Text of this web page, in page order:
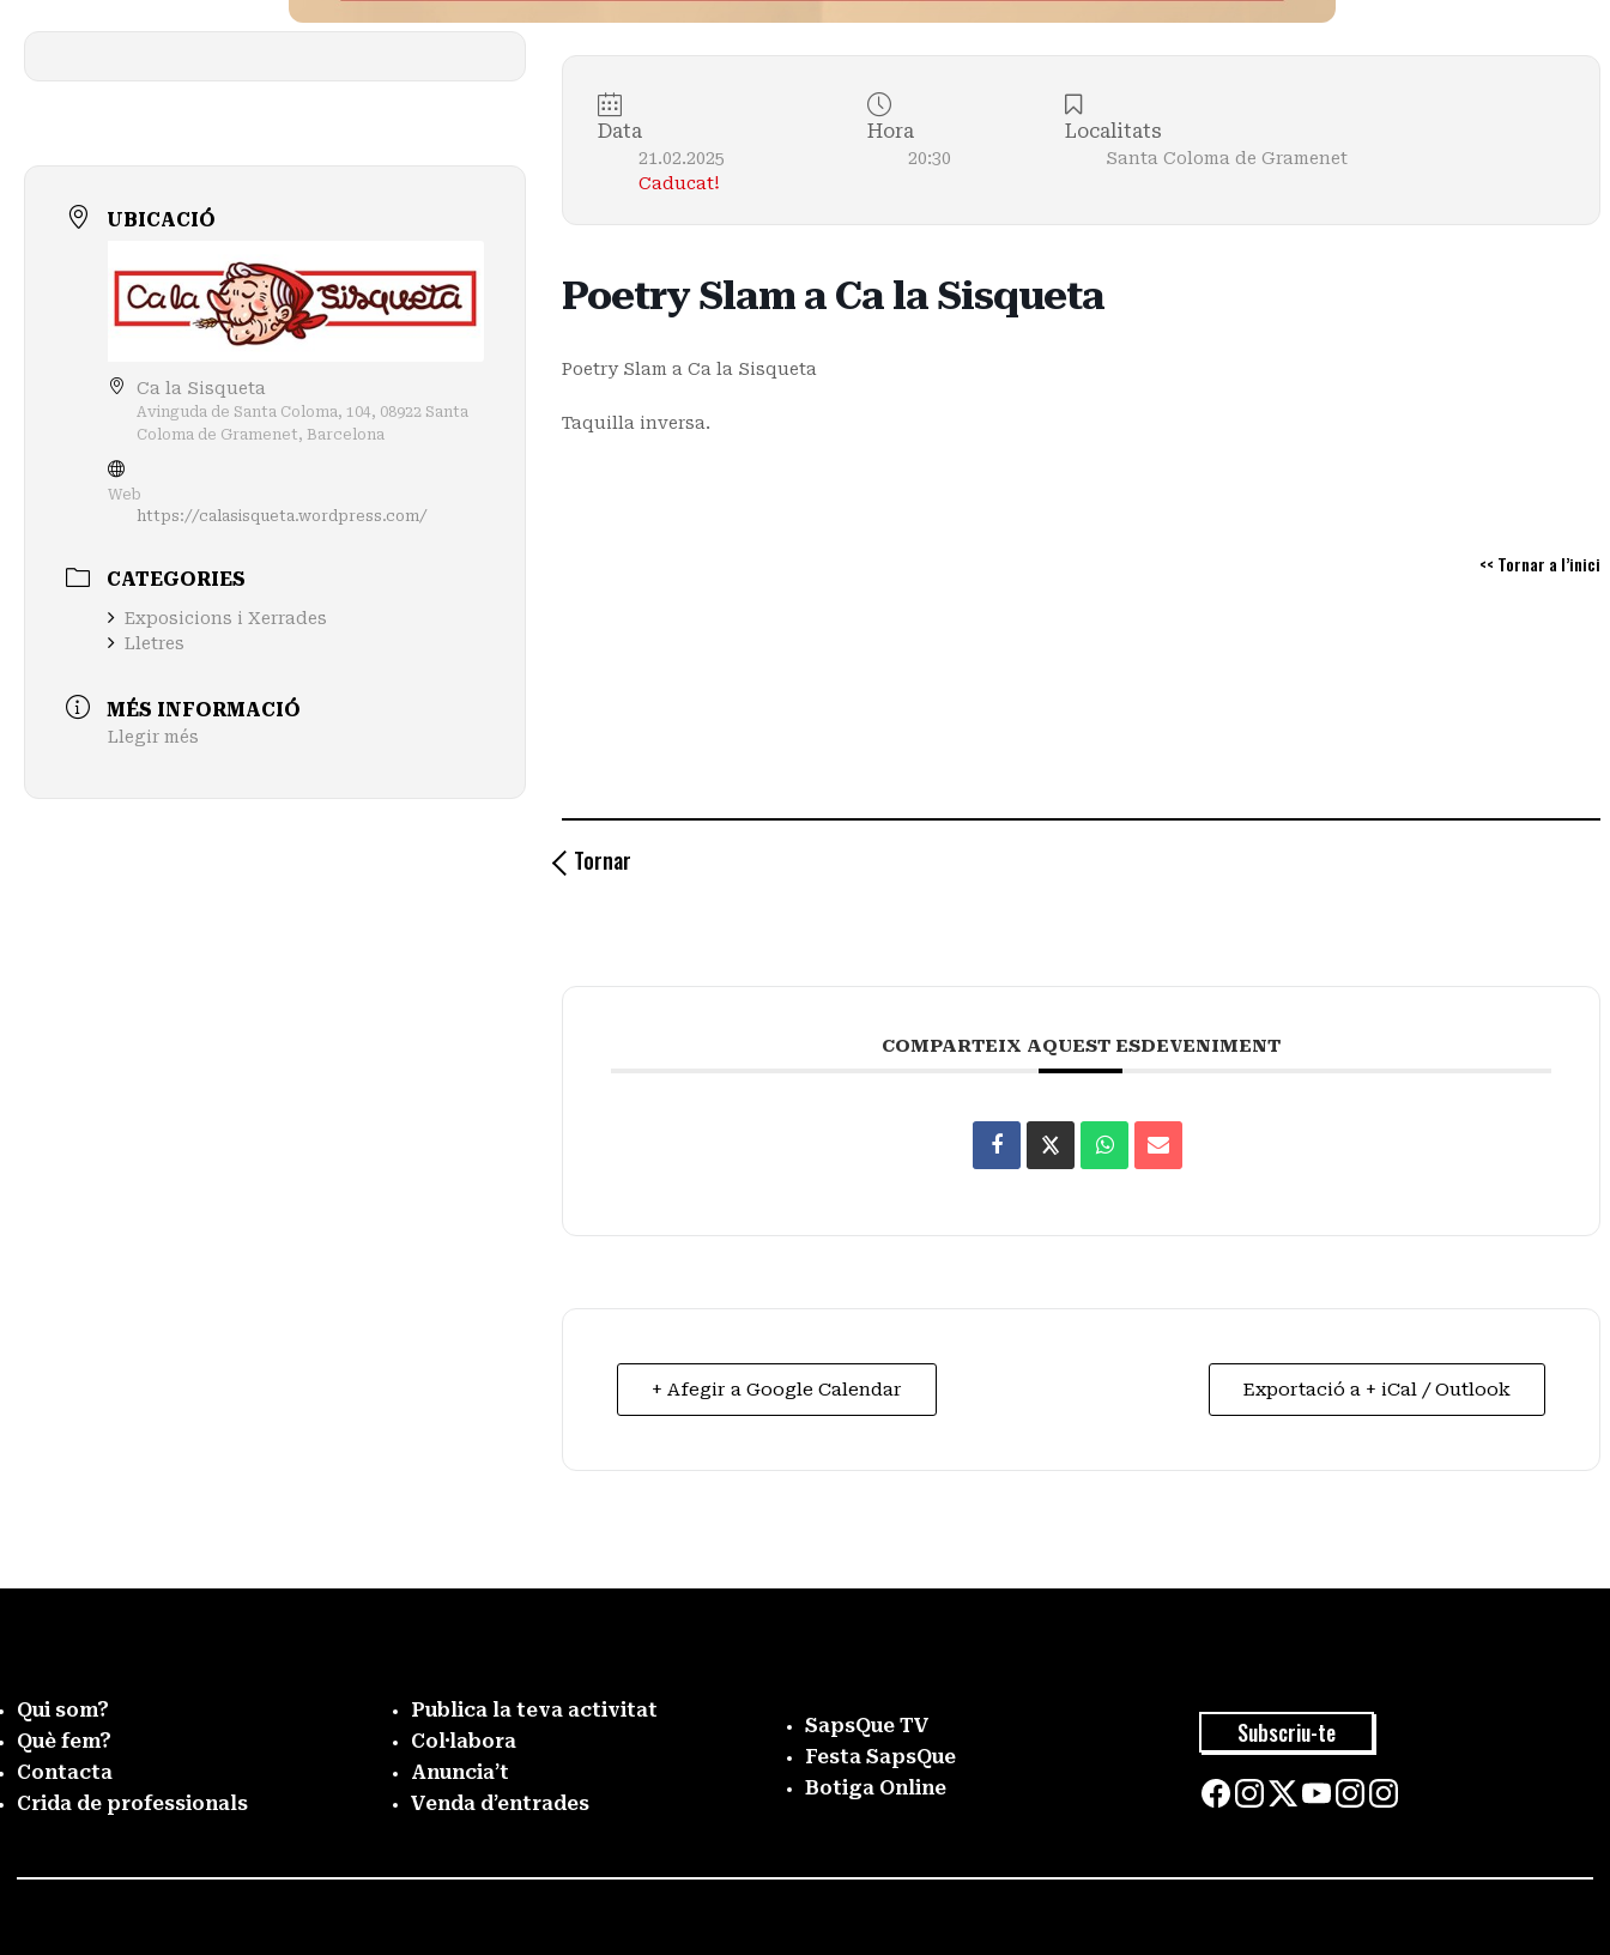
UBICACIÓ
Ca la Sisqueta
Avinguda de Santa Coloma, 104, 08922 Santa
Coloma de Gramenet, Barcelona
Web
https://calasisqueta.wordpress.com/
CATEGORIES
Exposicions i Xerrades
Lletres
MÉS INFORMACIÓ
Llegir més
Data
21.02.2025
Caducat!
Hora
20:30
Localitats
Santa Coloma de Gramenet
Poetry Slam a Ca la Sisqueta
Poetry Slam a Ca la Sisqueta
Taquilla inversa.
<< Tornar a l’inici
Tornar
COMPARTEIX AQUEST ESDEVENIMENT
+ Afegir a Google Calendar Exportació a + iCal / Outlook
Qui som?
Què fem?
Contacta
Crida de professionals
Publica la teva activitat
Col·labora
Anuncia’t
Venda d’entrades
SapsQue TV
Festa SapsQue
Botiga Online
Subscriu-te